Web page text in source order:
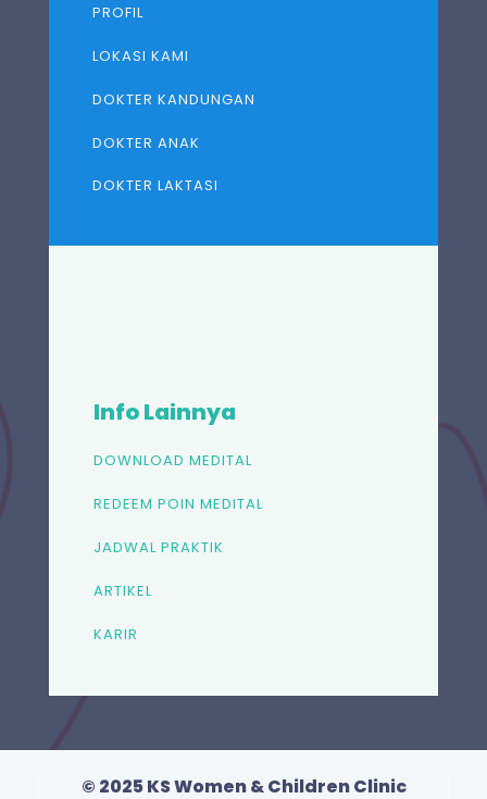
PROFIL
LOKASI KAMI
DOKTER KANDUNGAN
DOKTER ANAK
DOKTER LAKTASI
Info Lainnya
DOWNLOAD MEDITAL
REDEEM POIN MEDITAL
JADWAL PRAKTIK
ARTIKEL
KARIR
© 2025 KS Women & Children Clinic